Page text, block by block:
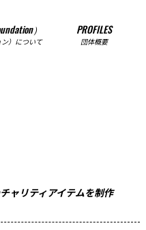
）
）について
PROFILES
団体概要
ャリティアイテムを制作